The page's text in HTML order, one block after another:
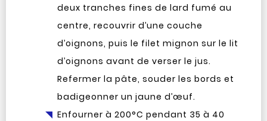
deux tranches fines de lard fumé au
centre, recouvrir d’une couche
d’oignons, puis le filet mignon sur le lit
d’oignons avant de verser le jus.
Refermer la pâte, souder les bords et
badigeonner un jaune d’œuf.
Enfourner à 200°C pendant 35 à 40